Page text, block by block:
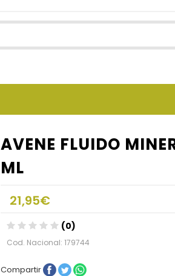
AVENE FLUIDO
ML
21,95€
(0)
Cod. Nacional: 179744
Compartir